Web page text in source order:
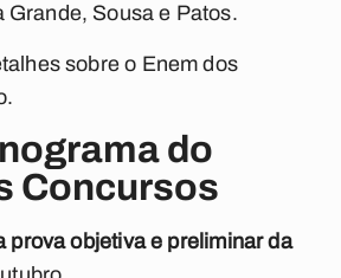
Grande, Sousa e Patos.
sobre o Enem dos
do
Concursos
prova objetiva e preliminar da